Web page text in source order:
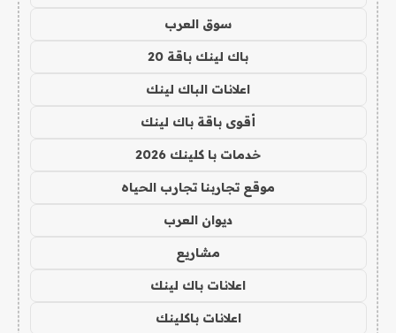
سوق العرب
باك لينك باقة 20
اعلانات الباك لينك
أقوى باقة باك لينك
خدمات با كلينك 2026
موقع تجاربنا تجارب الحياه
ديوان العرب
مشاريع
اعلانات باك لينك
اعلانات باكلينك